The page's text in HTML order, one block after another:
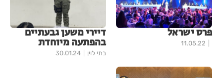
פרס ישראל
11.05.22
דיירי משען גבעתיים
בהפתעה מיוחדת
בתי לוין 30.01.24